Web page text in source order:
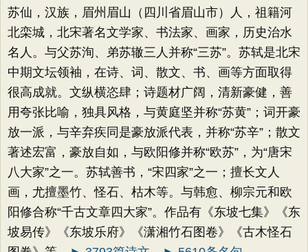
苏仙，汉族，眉州眉山（四川省眉山市）人，祖籍河
北栾城，北宋著名文学家、书法家、画家，历史治水
名人。与父苏洵、弟苏辙三人并称“三苏”。苏轼是北宋
中期文坛领袖，在诗、词、散文、书、画等方面取得
很高成就。文纵横恣肆；诗题材广阔，清新豪健，善
用夸张比喻，独具风格，与黄庭坚并称“苏黄”；词开豪
放一派，与辛弃疾同是豪放派代表，并称“苏辛”；散文
著述宏富，豪放自如，与欧阳修并称“欧苏”，为“唐宋
八大家”之一。苏轼善书，“宋四家”之一；擅长文人
画，尤擅墨竹、怪石、枯木等。与韩愈、柳宗元和欧
阳修合称“千古文章四大家”。作品有《东坡七集》《东
坡易传》《东坡乐府》《潇湘竹石图卷》《古木怪石